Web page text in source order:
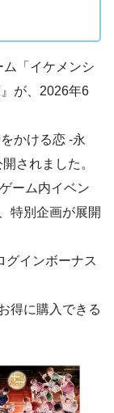
「イケメンシ
が、2026年6
かける恋 -永
されました。
ーム内イベン
特別企画が展開
グインボーナス
得に購入できる